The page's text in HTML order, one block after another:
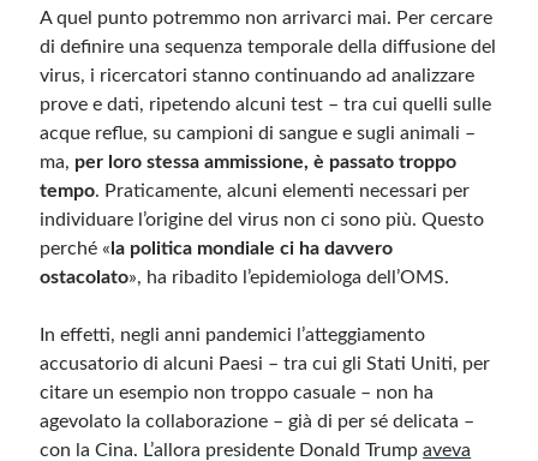
A quel punto potremmo non arrivarci mai. Per cercare
di definire una sequenza temporale della diffusione del
virus, i ricercatori stanno continuando ad analizzare
prove e dati, ripetendo alcuni test – tra cui quelli sulle
acque reflue, su campioni di sangue e sugli animali –
ma, per loro stessa ammissione, è passato troppo
tempo. Praticamente, alcuni elementi necessari per
individuare l’origine del virus non ci sono più. Questo
perché « la politica mondiale ci ha davvero
ostacolato», ha ribadito l’epidemiologa dell’OMS.
In effetti, negli anni pandemici l’atteggiamento
accusatorio di alcuni Paesi – tra cui gli Stati Uniti, per
citare un esempio non troppo casuale – non ha
agevolato la collaborazione – già di per sé delicata –
con la Cina. L’allora presidente Donald Trumpaveva